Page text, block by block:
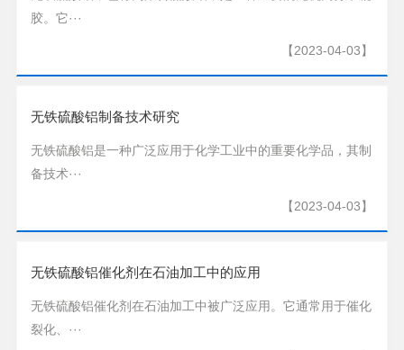
胶。它···
【2023-04-03】
无铁硫酸铝制备技术研究
无铁硫酸铝是一种广泛应用于化学工业中的重要化学品，其制
备技术···
【2023-04-03】
无铁硫酸铝催化剂在石油加工中的应用
无铁硫酸铝催化剂在石油加工中被广泛应用。它通常用于催化
裂化、···